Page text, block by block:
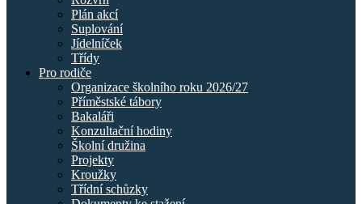
Plán akcí
Suplování
Jídelníček
Třídy
Pro rodiče
Organizace školního roku 2026/27
Příměstské tábory
Bakaláři
Konzultační hodiny
Školní družina
Projekty
Kroužky
Třídní schůzky